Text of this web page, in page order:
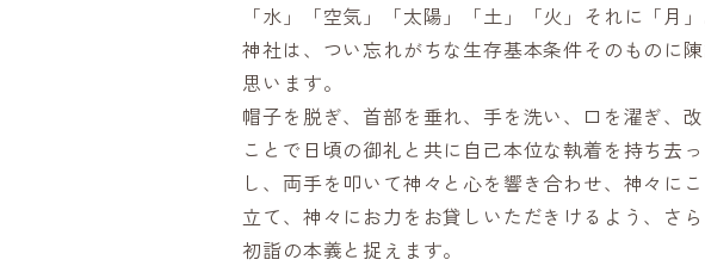
「水」「空気」「太陽」「土」「火」それに「月」
神社は、つい忘れがちな生存基本条件そのものに
思います。
帽子を脱ぎ、首部を垂れ、手を洗い、口を濯ぎ、
ことで日頃の御礼と共に自己本位な執着を持ち去
し、両手を叩いて神々と心を響き合わせ、神々に
立て、神々にお力をお貸しいただきけるよう、さ
初詣の本義と捉えます。